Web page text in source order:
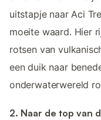
uitstapje naar Aci
moeite waard. Hier
rotsen van
een duik naar
onderwaterwereld
2. Naar de top van